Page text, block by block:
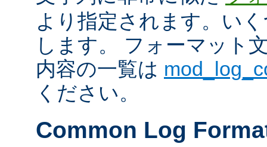
より指定されます。い
します。 フォーマット
内容の一覧は
ください。
Common Log